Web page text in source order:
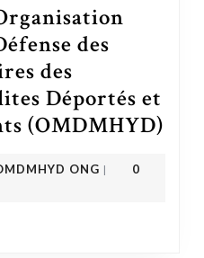
des
des
Déportés et
(OMDMHYD)
ONG |
0